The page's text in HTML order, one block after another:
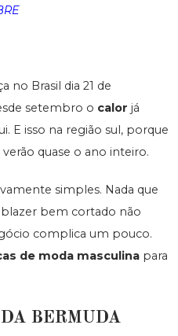
no Brasil dia 21 de
setembro o calor já
E isso na região sul, porque
quase o ano inteiro.
simples. Nada que
bem cortado não
complica um pouco.
de moda masculina para
BERMUDA